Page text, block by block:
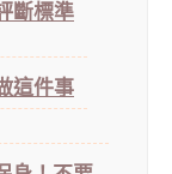
斷標準
這件事